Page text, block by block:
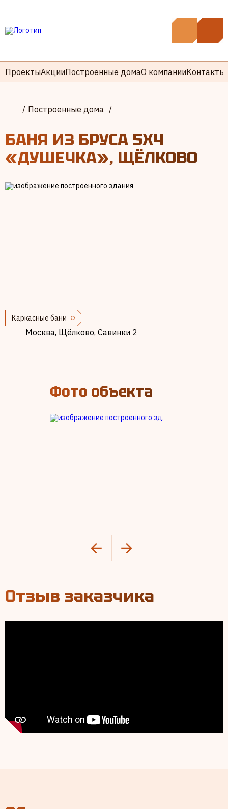
ПроектыАкцииПостроенные домаО компанииКонтакты
/ Построенные дома /
БАНЯ ИЗ БРУСА 5Х4
«ДУШЕЧКА», ЩЁЛКОВО
Каркасные бани
Москва, Щёлково, Савинки 2
Фото объекта
Отзыв заказчика